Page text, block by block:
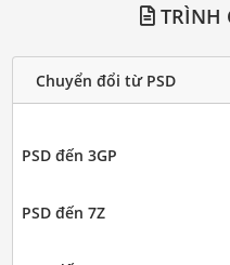
TRÌNH
Chuyển đổi từ PSD
PSD đến 3GP
PSD đến 7Z